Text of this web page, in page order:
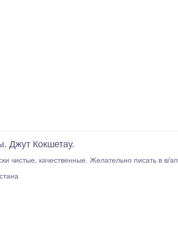
Джут Кокшетау.
Утеплители джутовые льняные. Натуральные, экологически чистые, качественные. Желательно писать в в/ап.